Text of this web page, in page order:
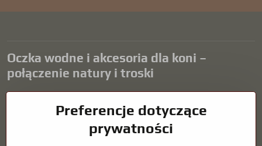
Oczka wodne i akcesoria dla koni –
połączenie natury i troski
harmonijne środowisko sprzyjające relaksowi i życiu zwierząt
wodnych. Odpowiednia technologia, filtracja i regularna
konserwacja są kluczem do czystej wody i zdrowego stawu przez
Preferencje dotyczące
prywatności